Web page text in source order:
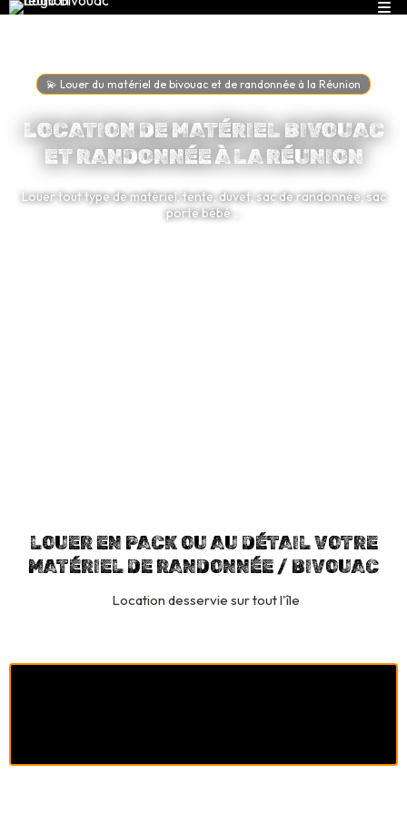
💫 Louer du matériel de bivouac et de randonnée à la Réunion
LOCATION DE MATÉRIEL BIVOUAC
ET RANDONNÉE À LA RÉUNION
Louer tout type de matériel, tente, duvet, sac de randonnée, sac
porte bébé ...
LOUER EN PACK OU AU DÉTAIL VOTRE
MATÉRIEL DE RANDONNÉE / BIVOUAC
Location desservie sur tout l'île